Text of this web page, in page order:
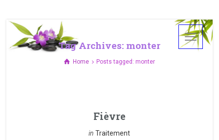
Tag Archives: monter
Home Posts tagged: monter
Fièvre
inTraitement